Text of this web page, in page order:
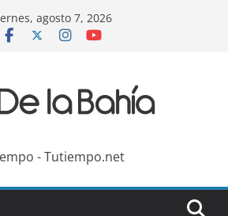
agosto 7, 2026
- Tutiempo.net